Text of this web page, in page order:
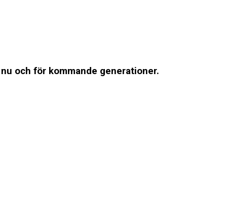
och för kommande generationer.